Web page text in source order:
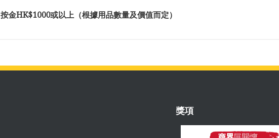
按金HK$1000或以上（根據用品數量及價值而定）
獎項